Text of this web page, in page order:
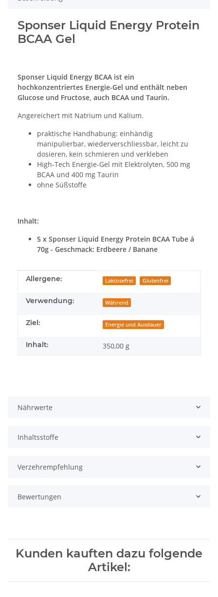
Sponser Liquid Energy Protein
BCAA Gel
Sponser Liquid Energy BCAA ist ein
hochkonzentriertes Energie-Gel und enthält neben
Glucose und Fructose, auch BCAA und Taurin.
Angereichert mit Natrium und Kalium.
praktische Handhabung: einhändig
manipulierbar, wiederverschliessbar, leicht zu
dosieren, kein schmieren und verkleben
High-Tech Energie-Gel mit Elektrolyten, 500 mg
BCAA und 400 mg Taurin
ohne Süßstoffe
Inhalt:
5 x Sponser Liquid Energy Protein BCAA Tube á
70g - Geschmack: Erdbeere / Banane
Produkteigenschaft
Wert
Allergene: Laktosefrei Glutenfrei
Verwendung: Während
Ziel: Energie und Ausdauer
Inhalt: 350,00 g
Nährwerte
Inhaltsstoffe
Verzehrempfehlung
Bewertungen
Kunden kauften dazu folgende
Artikel: